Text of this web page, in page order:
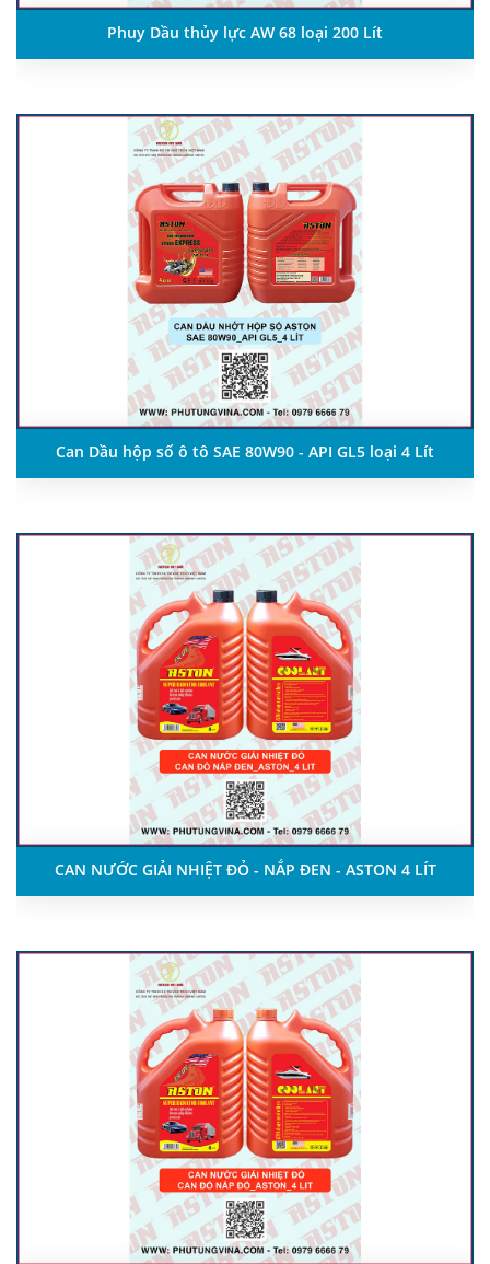
Phuy Dầu thủy lực AW 68 loại 200 Lít
Can Dầu hộp số ô tô SAE 80W90 - API GL5 loại 4 Lít
CAN NƯỚC GIẢI NHIỆT ĐỎ - NẮP ĐEN - ASTON 4 LÍT